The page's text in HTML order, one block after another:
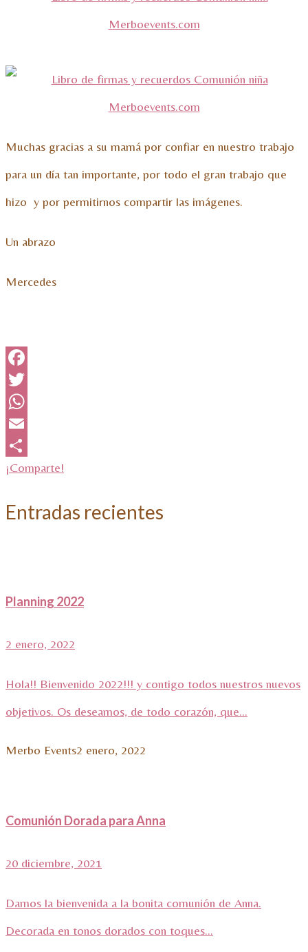
Muchas gracias a su mamá por confiar en nuestro trabajo
para un día tan importante, por todo el gran trabajo que
hizo y por permitirnos compartir las imágenes.
Un abrazo
Mercedes
Facebook
Twitter
WhatsApp
Email
¡Comparte!
Entradas recientes
Planning 2022
2 enero, 2022
Hola!! Bienvenido 2022!!! y contigo todos nuestros nuevos
objetivos. Os deseamos, de todo corazón, que...
Merbo Events2 enero, 2022
Comunión Dorada para Anna
20 diciembre, 2021
Damos la bienvenida a la bonita comunión de Anna.
Decorada en tonos dorados con toques...